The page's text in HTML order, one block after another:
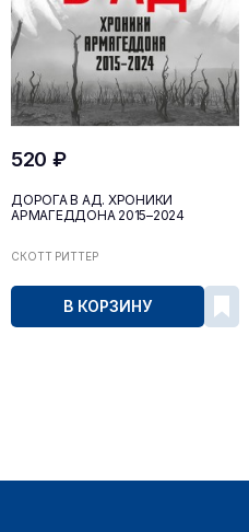
520 ₽
ДОРОГА В АД. ХРОНИКИ
АРМАГЕДДОНА 2015–2024
СКОТТ РИТТЕР
В КОРЗИНУ